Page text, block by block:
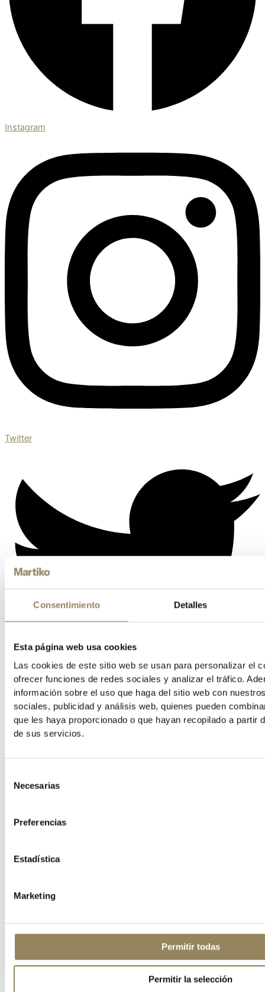
Consentimiento Detalles
Esta página web usa cookies
Las cookies de este sitio web se usan para personalizar el
ofrecer funciones de redes sociales y analizar el tráfico.
información sobre el uso que haga del sitio web con
sociales, publicidad y análisis web, quienes pueden
que les haya proporcionado o que hayan recopilado a partir
de sus servicios.
Necesarias
Preferencias
Estadística
Marketing
Permitir todas
Permitir la selección
Instagram
Twitter
Vimeo